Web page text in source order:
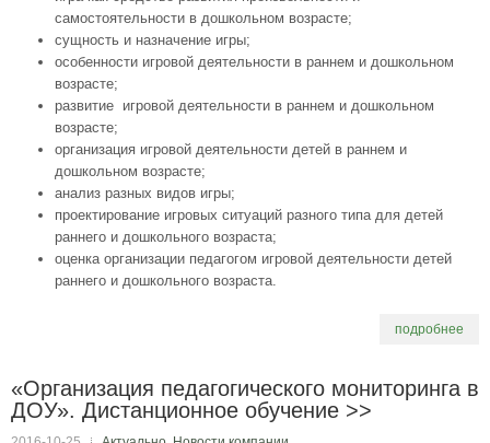
самостоятельности в дошкольном возрасте;
сущность и назначение игры;
особенности игровой деятельности в раннем и дошкольном
возрасте;
развитие игровой деятельности в раннем и дошкольном
возрасте;
организация игровой деятельности детей в раннем и
дошкольном возрасте;
анализ разных видов игры;
проектирование игровых ситуаций разного типа для детей
раннего и дошкольного возраста;
оценка организации педагогом игровой деятельности детей
раннего и дошкольного возраста.
подробнее
«Организация педагогического мониторинга в
ДОУ». Дистанционное обучение >>